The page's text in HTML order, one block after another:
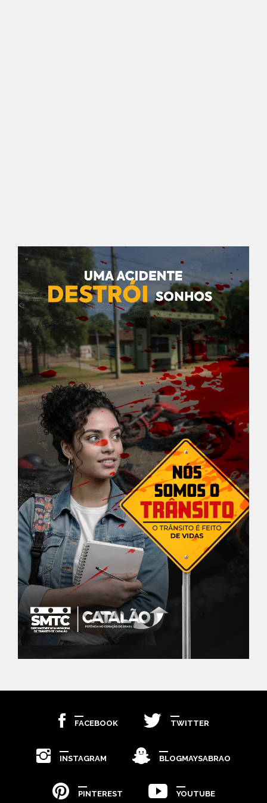
FACEBOOK TWITTER
INSTAGRAM BLOGMAYSABRAO
PINTEREST YOUTUBE